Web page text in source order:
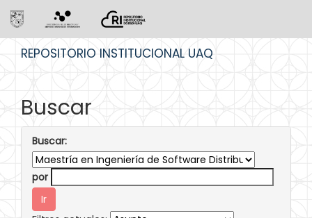
REPOSITORIO INSTITUCIONAL UAQ
Buscar
Buscar:
por